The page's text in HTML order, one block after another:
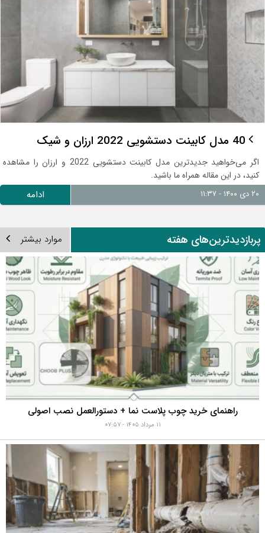
40 مدل کابینت دستشویی 2022 ارزان و شیک
اگر می‌خواهید جدیدترین مدل کابینت دستشویی 2022 و ارزان را مشاهده
کنید، در این مقاله همراه ما باشید.
۲۰ دی ۱۴۰۰ - ۱۱:۳۷ ادامه
هفته موارد بیشتر
راهنمای خرید چوب پلاست نما + دستورالعمل نصب اصولی